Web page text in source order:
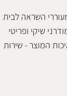
מעוררי השראה לבית
שיקי ופריטי
המוצר - שירות